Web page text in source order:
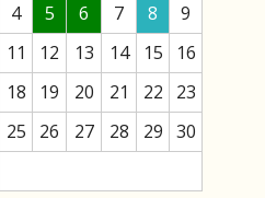
4 5 6 7 8
9
11 12 13 14 15
16
18 19 20 21 22
23
25 26 27 28 29 30